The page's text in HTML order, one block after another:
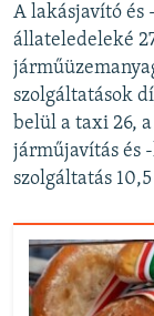
A lakásjavító
állateledeleké
szolgáltatások
belül a taxi 26,
járműjavítás és
szolgáltatás